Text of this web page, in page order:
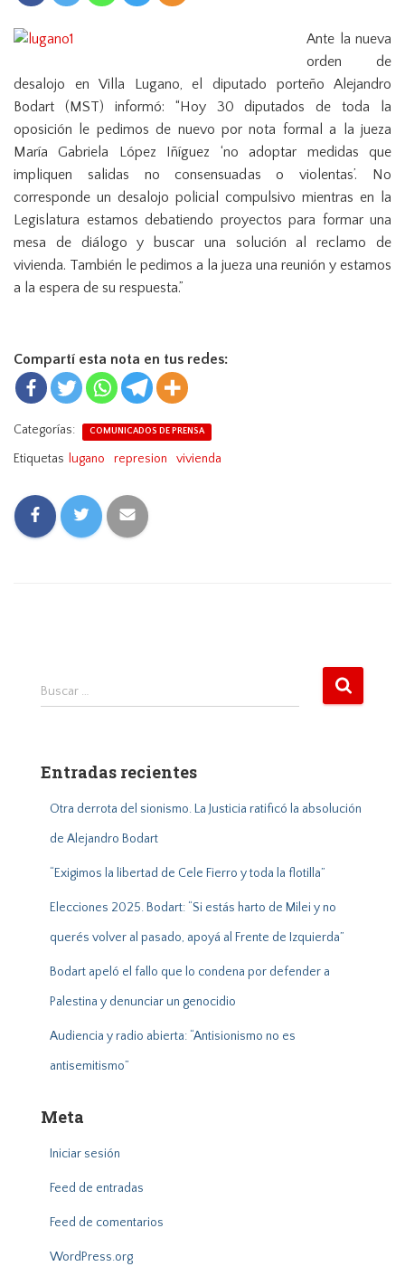
Ante la nueva
orden de
desalojo en Villa Lugano, el diputado porteño Alejandro
Bodart (MST) informó: “Hoy 30 diputados de toda la
oposición le pedimos de nuevo por nota formal a la jueza
María Gabriela López Iñíguez ‘no adoptar medidas que
impliquen salidas no consensuadas o violentas’. No
corresponde un desalojo policial compulsivo mientras en la
Legislatura estamos debatiendo proyectos para formar una
mesa de diálogo y buscar una solución al reclamo de
vivienda. También le pedimos a la jueza una reunión y estamos
a la espera de su respuesta.”
Compartí esta nota en tus redes:
Categorías: COMUNICADOS DE PRENSA
Etiquetas lugano represion vivienda
B
r
Buscar …
Entradas recientes
Otra derrota del sionismo. La Justicia ratificó la absolución
de Alejandro Bodart
“Exigimos la libertad de Cele Fierro y toda la flotilla”
Elecciones 2025. Bodart: “Si estás harto de Milei y no
querés volver al pasado, apoyá al Frente de Izquierda”
Bodart apeló el fallo que lo condena por defender a
Palestina y denunciar un genocidio
Audiencia y radio abierta: “Antisionismo no es
antisemitismo”
Meta
Iniciar sesión
Feed de entradas
Feed de comentarios
WordPress.org